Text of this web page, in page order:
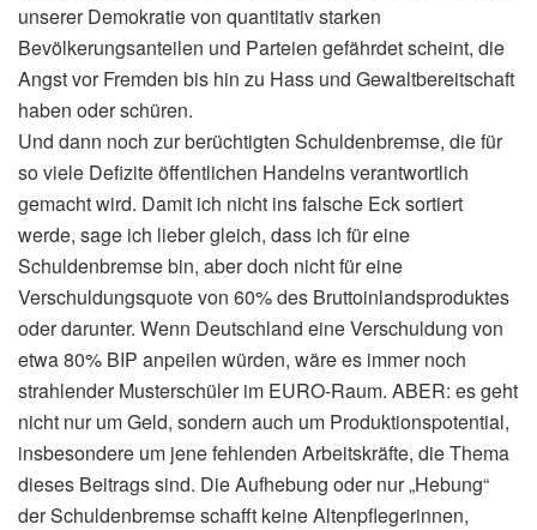
unserer Demokratie von quantitativ starken
Bevölkerungsanteilen und Parteien gefährdet scheint, die
Angst vor Fremden bis hin zu Hass und Gewaltbereitschaft
haben oder schüren.
Und dann noch zur berüchtigten Schuldenbremse, die für
so viele Defizite öffentlichen Handelns verantwortlich
gemacht wird. Damit ich nicht ins falsche Eck sortiert
werde, sage ich lieber gleich, dass ich für eine
Schuldenbremse bin, aber doch nicht für eine
Verschuldungsquote von 60% des Bruttoinlandsproduktes
oder darunter. Wenn Deutschland eine Verschuldung von
etwa 80% BIP anpeilen würden, wäre es immer noch
strahlender Musterschüler im EURO-Raum. ABER: es geht
nicht nur um Geld, sondern auch um Produktionspotential,
insbesondere um jene fehlenden Arbeitskräfte, die Thema
dieses Beitrags sind. Die Aufhebung oder nur „Hebung“
der Schuldenbremse schafft keine Altenpflegerinnen,